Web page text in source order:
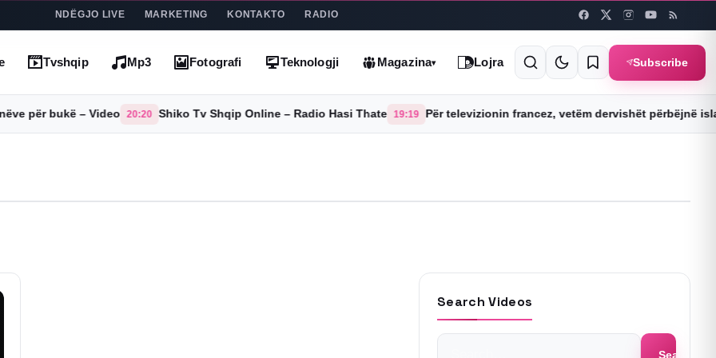
NDËGJO LIVE MARKETING KONTAKTO RADIO
Tvshqip Mp3 Fotografi Teknologji Magazina▾ Lojra Subscribe
për bukë – Video 20:20 Shiko Tv Shqip Online – Radio Hasi Thate 19:19 Për televizionin francez, vetëm dervishët përbëjnë
Search Videos
Search
Search